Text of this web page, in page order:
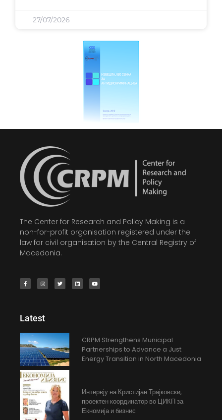
27/07/2026
The Center for Research and Policy Making is a
non-for-profit organisation registered under the
law for civil organisation by the Central Registry of
Macedonia.
Latest
CRPM Strengthens Municipal
Partnerships to Advance a Just
Energy Transition in North Macedonia
Интервју на Кристијан Трајковски,
проектен координатор во ЦИКП за
Екномија и бизнис